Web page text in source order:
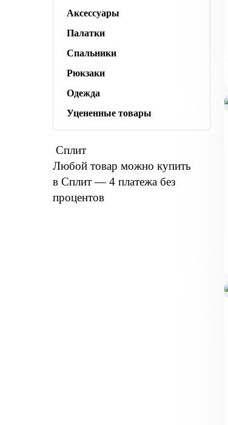
Аксессуары
Палатки
Спальники
Рюкзаки
Одежда
Уцененные товары
Сплит
Любой товар можно купить
в Сплит — 4 платежа без
процентов